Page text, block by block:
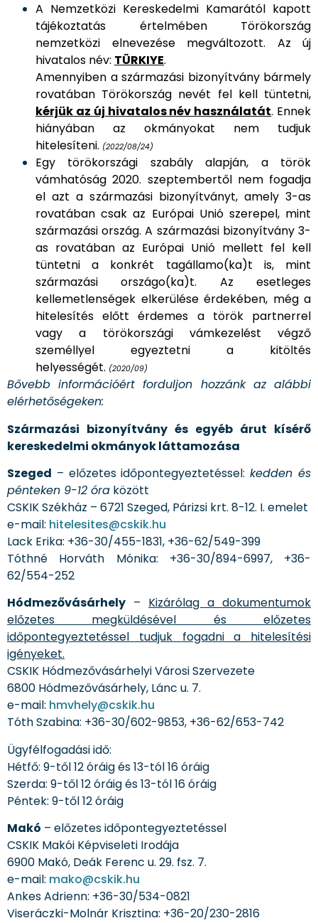
A Nemzetközi Kereskedelmi Kamarától kapott
tájékoztatás értelmében Törökország
nemzetközi elnevezése megváltozott. Az új
hivatalos név: TÜRKIYE.
Amennyiben a származási bizonyítvány bármely
rovatában Törökország nevét fel kell tüntetni,
kérjük az új hivatalos név használatát. Ennek
hiányában az okmányokat nem tudjuk
hitelesíteni. (2022/08/24)
Egy törökországi szabály alapján, a török
vámhatóság 2020. szeptembertől nem fogadja
el azt a származási bizonyítványt, amely 3-as
rovatában csak az Európai Unió szerepel, mint
származási ország. A származási bizonyítvány 3-
as rovatában az Európai Unió mellett fel kell
tüntetni a konkrét tagállamo(ka)t is, mint
származási országo(ka)t. Az esetleges
kellemetlenségek elkerülése érdekében, még a
hitelesítés előtt érdemes a török partnerrel
vagy a törökországi vámkezelést végző
személlyel egyeztetni a kitöltés
helyességét. (2020/09)
Bővebb információért forduljon hozzánk az alábbi
elérhetőségeken:
Származási bizonyítvány és egyéb árut kísérő
kereskedelmi okmányok láttamozása
Szeged – előzetes időpontegyeztetéssel:kedden és
pénteken 9-12 óra között
CSKIK Székház – 6721 Szeged, Párizsi krt. 8-12. I. emelet
e-mail: hitelesites@cskik.hu
Lack Erika: +36-30/455-1831, +36-62/549-399
Tóthné Horváth Mónika: +36-30/894-6997, +36-
62/554-252
Hódmezővásárhely – Kizárólag a dokumentumok
előzetes megküldésével és előzetes
időpontegyeztetéssel tudjuk fogadni a hitelesítési
igényeket.
CSKIK Hódmezővásárhelyi Városi Szervezete
6800 Hódmezővásárhely, Lánc u. 7.
e-mail: hmvhely@cskik.hu
Tóth Szabina: +36-30/602-9853, +36-62/653-742
Ügyfélfogadási idő:
Hétfő: 9-től 12 óráig és 13-tól 16 óráig
Szerda: 9-től 12 óráig és 13-tól 16 óráig
Péntek: 9-től 12 óráig
Makó – előzetes időpontegyeztetéssel
CSKIK Makói Képviseleti Irodája
6900 Makó, Deák Ferenc u. 29. fsz. 7.
e-mail: mako@cskik.hu
Ankes Adrienn: +36-30/534-0821
Viseráczki-Molnár Krisztina: +36-20/230-2816